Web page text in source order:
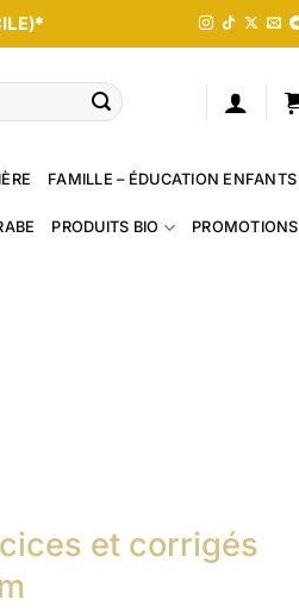
FAMILLE – ÉDUCATION ENFANTS
PRODUITS BIO PROMOTIONS
et corrigés